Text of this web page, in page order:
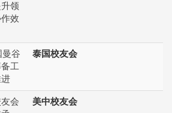
领
效
曼谷
工
泰国校友会
会
美中校友会